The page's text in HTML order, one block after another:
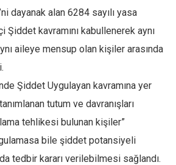
dayanak alan 6284 sayılı yasa
kavramını kabullenerek aynı
aileye mensup olan kişiler arasında
Şiddet Uygulayan kavramına yer
tutum ve davranışları
tehlikesi bulunan kişiler”
bile şiddet potansiyeli
tedbir kararı verilebilmesi sağlandı.